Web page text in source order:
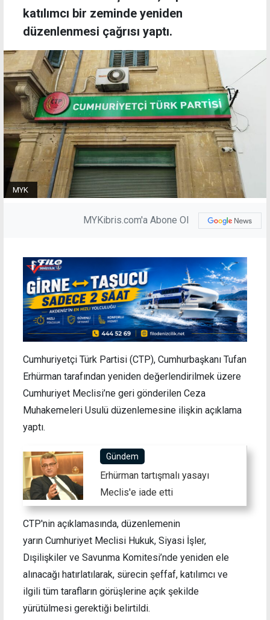
katılımcı bir zeminde yeniden
düzenlenmesi çağrısı yaptı.
MYK
MYKibris.com'a Abone Ol
Cumhuriyetçi Türk Partisi (CTP), Cumhurbaşkanı Tufan
Erhürman tarafından yeniden değerlendirilmek üzere
Cumhuriyet Meclisi’ne geri gönderilen Ceza
Muhakemeleri Usulü düzenlemesine ilişkin açıklama
yaptı.
Gündem
Erhürman tartışmalı yasayı
Meclis'e iade etti
CTP'nin açıklamasında, düzenlemenin
yarın Cumhuriyet Meclisi Hukuk, Siyasi İşler,
Dışilişkiler ve Savunma Komitesi’nde yeniden ele
alınacağı hatırlatılarak, sürecin şeffaf, katılımcı ve
ilgili tüm tarafların görüşlerine açık şekilde
yürütülmesi gerektiği belirtildi.